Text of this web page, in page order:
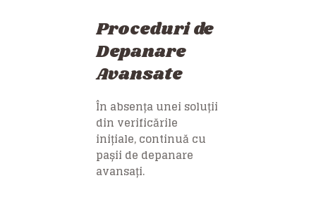
Proceduri de
Depanare
Avansate
În absența unei soluții
din verificările
inițiale, continuă cu
pașii de depanare
avansați.